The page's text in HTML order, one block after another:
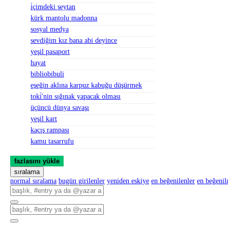
i̇çimdeki şeytan
kürk mantolu madonna
sosyal medya
sevdiğim kız bana abi deyince
yeşil pasaport
hayat
bibliobibuli
eşeğin aklına karpuz kabuğu düşürmek
toki̇'nin sığınak yapacak olması
üçüncü dünya savaşı
yeşil kart
kaçış rampası
kamu tasarrufu
fazlasını yükle
sıralama
normal sıralama bugün girilenler yeniden eskiye en beğenilenler en